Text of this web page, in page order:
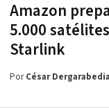
Amazon
5.000
Starlink
PorCésar